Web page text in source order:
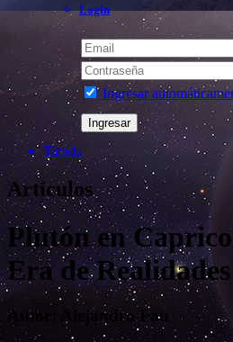
Login
Ingresar
Tienda
Artículos
Plutón en
Era de
Autor: Alejandro Fau